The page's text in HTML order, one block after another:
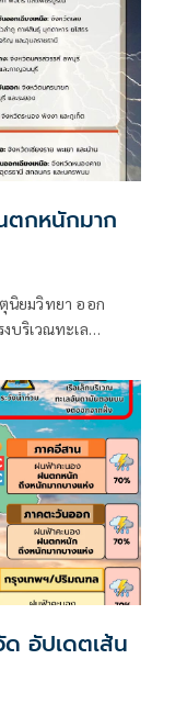
ตกหนักมาก
นิยมวิทยา ออก
บริเวณทะเล
อัปเดตเส้น